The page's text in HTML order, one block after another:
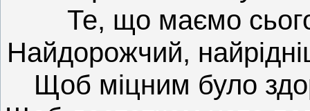
Те, що маємо
Найдорожчий,
Щоб міцним було